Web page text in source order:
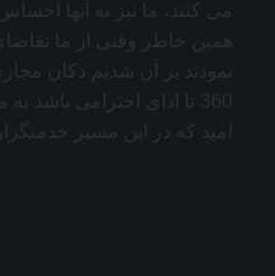
می کنند، ما نیز به آنها
همین خاطر وقتی از ما تقاضای
نمودند بر آن شدیم دکان
360 تا ادای احترامی باشد
امید که در این مسیر